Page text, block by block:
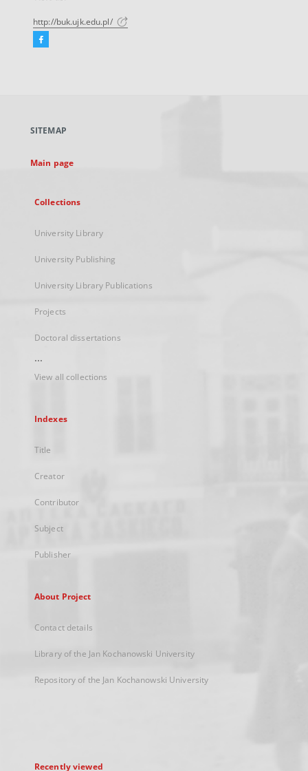
http://buk.ujk.edu.pl/
Facebook
new
SITEMAP
Main page
Collections
University Library
University Publishing
University Library Publications
Projects
Doctoral dissertations
...
View all collections
Indexes
Title
Creator
Contributor
Subject
Publisher
About Project
Contact details
Library of the Jan Kochanowski University
Repository of the Jan Kochanowski University
Recently viewed